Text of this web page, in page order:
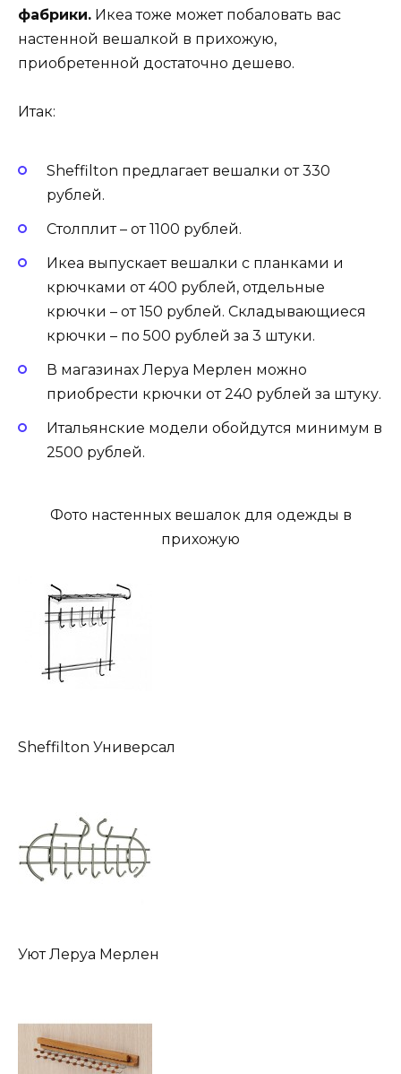
фабрики. Икеа тоже может побаловать вас
настенной вешалкой в прихожую,
приобретенной достаточно дешево.
Итак:
Sheffilton предлагает вешалки от 330
рублей.
Столплит – от 1100 рублей.
Икеа выпускает вешалки с планками и
крючками от 400 рублей, отдельные
крючки – от 150 рублей. Складывающиеся
крючки – по 500 рублей за 3 штуки.
В магазинах Леруа Мерлен можно
приобрести крючки от 240 рублей за штуку.
Итальянские модели обойдутся минимум в
2500 рублей.
Фото настенных вешалок для одежды в
прихожую
Sheffilton Универсал
Уют Леруа Мерлен